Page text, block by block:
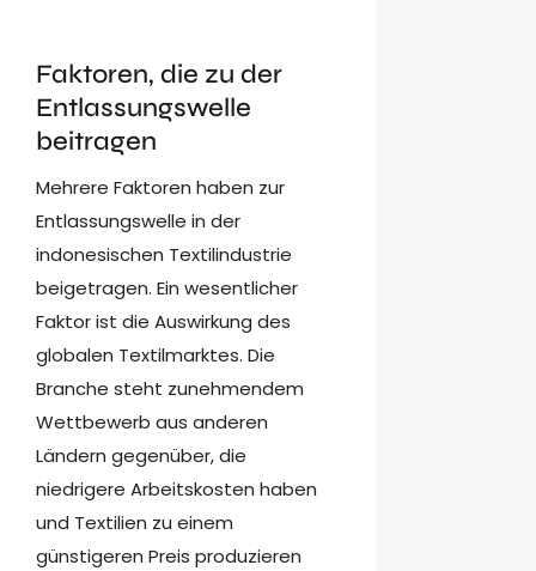
Faktoren, die zu der
Entlassungswelle
beitragen
Mehrere Faktoren haben zur
Entlassungswelle in der
indonesischen Textilindustrie
beigetragen. Ein wesentlicher
Faktor ist die Auswirkung des
globalen Textilmarktes. Die
Branche steht zunehmendem
Wettbewerb aus anderen
Ländern gegenüber, die
niedrigere Arbeitskosten haben
und Textilien zu einem
günstigeren Preis produzieren